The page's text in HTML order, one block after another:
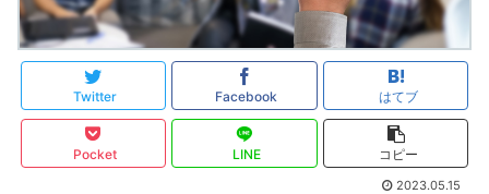
Twitter Facebook はてブ
Pocket LINE コピー
2023.05.15